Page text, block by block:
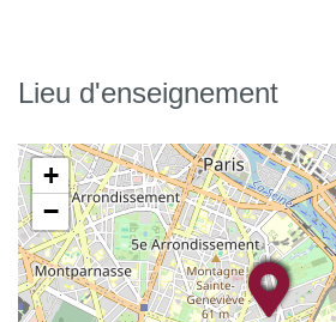
Lieu d'enseignement
+
−